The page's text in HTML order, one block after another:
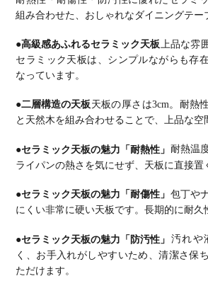
れ シンプル
モダン
ンプル 北欧
ナチュラル
ン グレー
ブラック
組み合わせた、おしゃれなダイニングテー
●高級感あふれるセラミック天板上品な雰
セラミック天板は、シンプルながらも存
なっています。
●二層構造の天板天板の厚さは3cm。耐熱
と天然木を組み合わせることで、上品な空
●セラミック天板の魅力「耐熱性」 耐熱温
ライパンの熱さを気にせず、天板に直接置
●セラミック天板の魅力「耐傷性」 包丁や
にくい非常に硬い天板です。長期的に耐久
●セラミック天板の魅力「防汚性」 汚れや
く、お手入れがしやすいため、清潔さ保
ただけます。